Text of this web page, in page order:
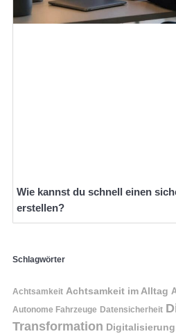
Wie kannst du schnell einen
erstellen?
Schlagwörter
Achtsamkeit Achtsamkeit im Alltag
Autonome Fahrzeuge Datensicherheit
Transformation Digitalisierung